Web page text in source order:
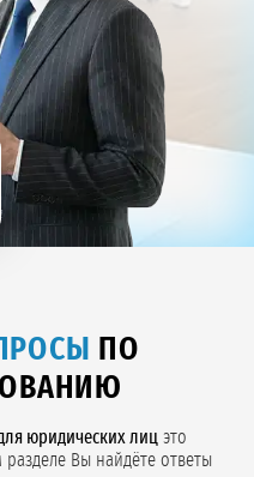
ПО
юридических лиц это
Вы найдёте ответы